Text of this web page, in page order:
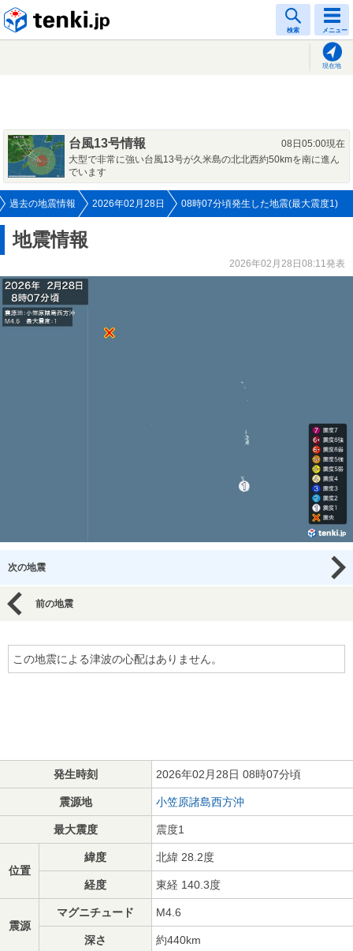
検索 メニュー
現在地
台風13号情報
08日05:00現在
大型で非常に強い台風13号が久米島の北北西約50kmを南に進ん
でいます
過去の地震情報 2026年02月28日 08時07分頃発生した地震(最大震度1)
地震情報
2026年02月28日08:11発表
次の地震
前の地震
この地震による津波の心配はありません。
発生時刻 2026年02月28日 08時07分頃
震源地 小笠原諸島西方沖
最大震度 震度1
位置
緯度 北緯 28.2度
経度 東経 140.3度
震源
マグニチュード M4.6
深さ 約440km